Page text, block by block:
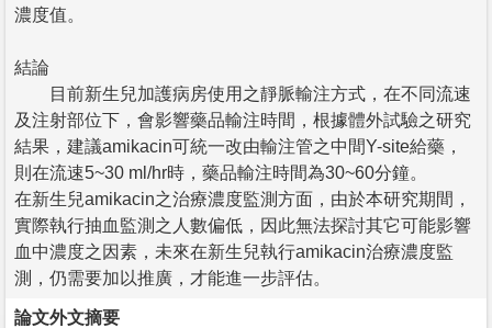
濃度值。
結論
目前新生兒加護病房使用之靜脈輸注方式，在不同流速
及注射部位下，會影響藥品輸注時間，根據體外試驗之研究
結果，建議amikacin可統一改由輸注管之中間Y-site給藥，
則在流速5~30 ml/hr時，藥品輸注時間為30~60分鐘。
在新生兒amikacin之治療濃度監測方面，由於本研究期間，
實際執行抽血監測之人數偏低，因此無法探討其它可能影響
血中濃度之因素，未來在新生兒執行amikacin治療濃度監
測，仍需要加以推廣，才能進一步評估。
論文外文摘要